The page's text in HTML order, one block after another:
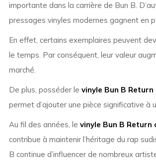
importante dans la carrière de Bun B.
pressages vinyles modernes gagnent en
En effet, certains exemplaires peuvent
le temps. Par conséquent, leur valeur
marché.
De plus, posséder le vinyle Bun B
permet d’ajouter une pièce significative à
Au fil des années, le vinyle Bun B Return
contribue à maintenir l’héritage du rap
B continue d’influencer de nombreux